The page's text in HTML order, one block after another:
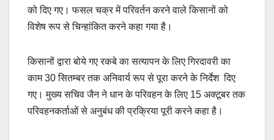
को दिए गए। फसल चक्र में परिवर्तन करने वाले किसानों को
विशेष रूप से चिन्हांकित करने कहा गया है।
किसानों द्वारा बोये गए रकबे का सत्यापन के लिए गिरदावरी का
काम 30 सितम्बर तक अनिवार्य रूप से पूरा करने के निर्देश दिए
गए। मुख्य सचिव जैन ने धान के परिवहन के लिए 15 अक्टूबर तक
परिवहनकर्ताओं से अनुबंध की प्रक्रिया पूरी करने कहा है।